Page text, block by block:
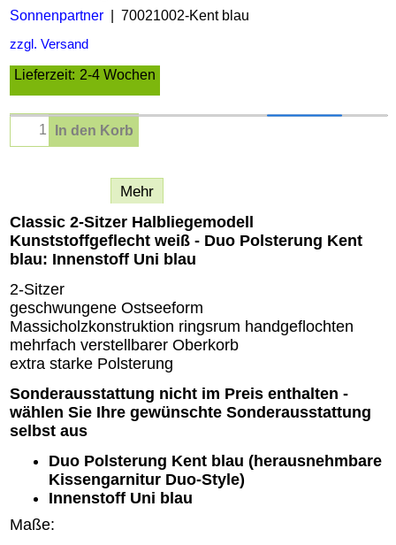
Sonnenpartner 70021002-Kent blau
zzgl. Versand
Lieferzeit: 2-4 Wochen
In den Korb
Mehr
Classic 2-Sitzer Halbliegemodell
Kunststoffgeflecht weiß - Duo Polsterung Kent
blau: Innenstoff Uni blau
2-Sitzer
geschwungene Ostseeform
Massicholzkonstruktion ringsrum handgeflochten
mehrfach verstellbarer Oberkorb
extra starke Polsterung
Sonderausstattung nicht im Preis enthalten -
wählen Sie Ihre gewünschte Sonderausstattung
selbst aus
Duo Polsterung Kent blau (herausnehmbare
Kissengarnitur Duo-Style)
Innenstoff Uni blau
Maße: